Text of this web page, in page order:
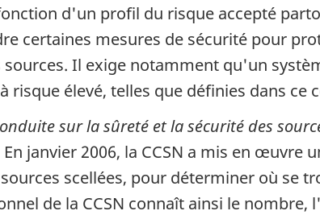
d'un profil du risque accepté
certaines mesures de sécurité pour
Il exige notamment qu'un
élevé, telles que définies dans ce
sur la sûreté et la sécurité des
janvier 2006, la CCSN a mis en œuvre
scellées, pour déterminer où se
de la CCSN connaît ainsi le